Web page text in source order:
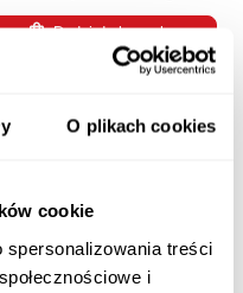
O plikach cookies
cookie
treści
i
Dodaj do koszyka